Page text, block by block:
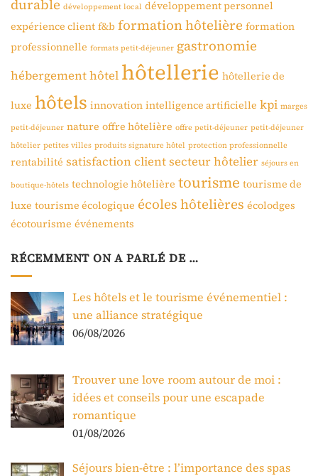
durable développement local développement personnel
expérience client f&b formation hôtelière formation
professionnelle formats petit-déjeuner gastronomie
hébergementhôtel hôtellerie hôtellerie de
luxe hôtels innovation intelligence artificielle kpi marges
petit-déjeuner nature offre hôtelière offre petit-déjeuner petit-déjeuner
hôtelier petites villes produits signature hôtel protection professionnelle
rentabilité satisfaction clientsecteur hôtelier séjours en
boutique-hôtels technologie hôtelière tourisme tourisme de
luxe tourisme écologique écoles hôtelières écolodges
écotourisme événements
RÉCEMMENT ON A PARLÉ DE …
Les hôtels et le tourisme événementiel :
une alliance stratégique
06/08/2026
Trouver une love room autour de moi :
idées et conseils pour une escapade
romantique
01/08/2026
Séjours bien-être : l’importance des spas